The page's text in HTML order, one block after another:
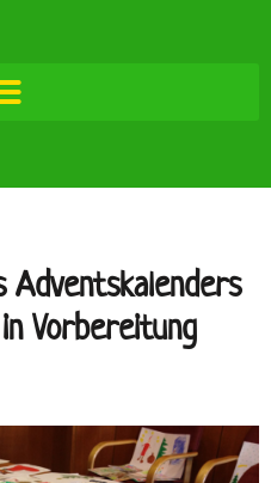
Vorbereitung